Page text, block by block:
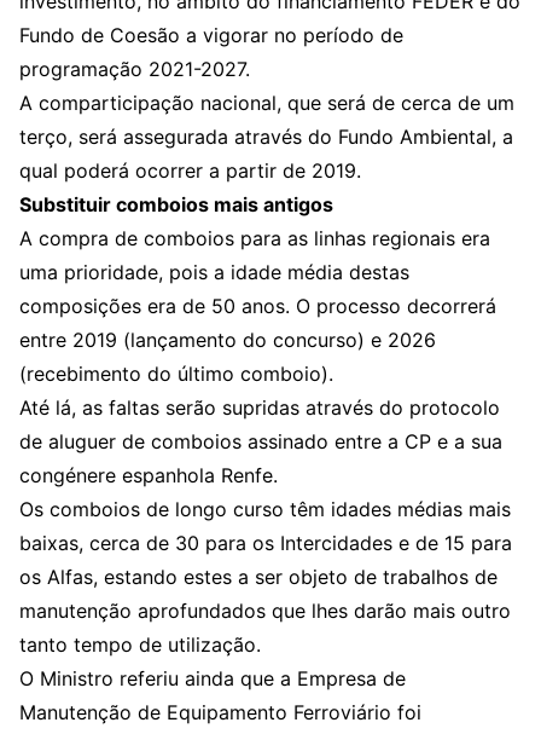
Fundo de Coesão a vigorar no período de
programação 2021-2027.
A comparticipação nacional, que será de cerca de um
terço, será assegurada através do Fundo Ambiental, a
qual poderá ocorrer a partir de 2019.
Substituir comboios mais antigos
A compra de comboios para as linhas regionais era
uma prioridade, pois a idade média destas
composições era de 50 anos. O processo decorrerá
entre 2019 (lançamento do concurso) e 2026
(recebimento do último comboio).
Até lá, as faltas serão supridas através do protocolo
de aluguer de comboios assinado entre a CP e a sua
congénere espanhola Renfe.
Os comboios de longo curso têm idades médias mais
baixas, cerca de 30 para os Intercidades e de 15 para
os Alfas, estando estes a ser objeto de trabalhos de
manutenção aprofundados que lhes darão mais outro
tanto tempo de utilização.
O Ministro referiu ainda que a Empresa de
Manutenção de Equipamento Ferroviário foi